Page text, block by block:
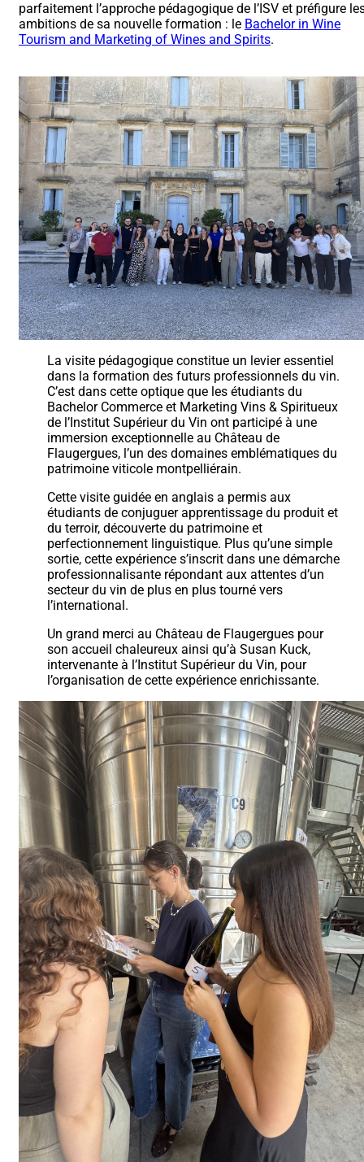
parfaitement l’approche pédagogique de l’ISV et préfigure
ambitions de sa nouvelle formation : le Bachelor in Wine
Tourism and Marketing of Wines and Spirits.
La visite pédagogique constitue un levier essentiel
dans la formation des futurs professionnels du vin.
C’est dans cette optique que les étudiants du
Bachelor Commerce et Marketing Vins & Spiritueux
de l’Institut Supérieur du Vin ont participé à une
immersion exceptionnelle au Château de
Flaugergues, l’un des domaines emblématiques du
patrimoine viticole montpelliérain.
Cette visite guidée en anglais a permis aux
étudiants de conjuguer apprentissage du produit et
du terroir, découverte du patrimoine et
perfectionnement linguistique. Plus qu’une simple
sortie, cette expérience s’inscrit dans une démarche
professionnalisante répondant aux attentes d’un
secteur du vin de plus en plus tourné vers
l’international.
Un grand merci au Château de Flaugergues pour
son accueil chaleureux ainsi qu’à Susan Kuck,
intervenante à l’Institut Supérieur du Vin, pour
l’organisation de cette expérience enrichissante.